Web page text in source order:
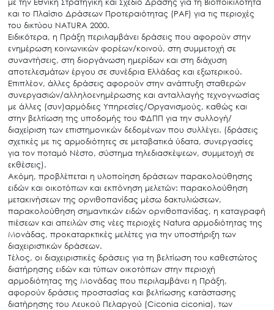
Search
for:
Ο.ΦΥ.ΠΕ.Κ.Α.
Νέα – Δημοσιότητα
Άξονες δράσης
Μ.Δ.Π.Π.
με την Εθνική Στρατηγική και Σχέδιο Δράσης για τη Βιοποικιλότητα
και το Πλαίσιο Δράσεων Προτεραιότητας (PAF) για τις περιοχές
του δικτύου NATURA 2000.
Ειδικότερα, η Πράξη περιλαμβάνει δράσεις που αφορούν στην
ενημέρωση κοινωνικών φορέων/κοινού, στη συμμετοχή σε
συναντήσεις, στη διοργάνωση ημερίδων και στη διάχυση
αποτελεσμάτων έργου σε συνέδρια Ελλάδας και εξωτερικού.
Επιπλέον, άλλες δράσεις αφορούν στην ανάπτυξη σταθερών
συνεργασιών/αλληλοενημέρωσης και ανταλλαγής τεχνογνωσίας
με άλλες (συν)αρμόδιες Υπηρεσίες/Οργανισμούς, καθώς και
στην βελτίωση της υποδομής του ΦΔΠΠ για την συλλογή/
διαχείριση των επιστημονικών δεδομένων που συλλέγει. (δράσεις
σχετικές με τις αρμοδιότητες σε μεταβατικά ύδατα, συνεργασίες
για τον ποταμό Νέστο, σύστημα τηλεδιασκέψεων, συμμετοχή σε
εκθέσεις).
Ακόμη, προβλέπεται η υλοποίηση δράσεων παρακολούθησης
ειδών και οικοτόπων και εκπόνηση μελετών: παρακολούθηση
μετακινήσεων της ορνιθοπανίδας μέσω δακτυλιώσεων,
παρακολούθηση σημαντικών ειδών ορνιθοπανίδας, η καταγραφή
πιέσεων και απειλών στις νέες περιοχές Natura αρμοδιότητας της
Μονάδας, προκαταρκτικές μελέτες για την υποστήριξη των
διαχειριστικών δράσεων.
Τέλος, οι διαχειριστικές δράσεις για τη βελτίωση του καθεστώτος
διατήρησης ειδών και τύπων οικοτόπων στην περιοχή
αρμοδιότητας της Μονάδας που περιλαμβάνει η Πράξη,
αφορούν δράσεις προστασίας και βελτίωσης κατάστασης
διατήρησης του Λευκού Πελαργού (Ciconia ciconia), των